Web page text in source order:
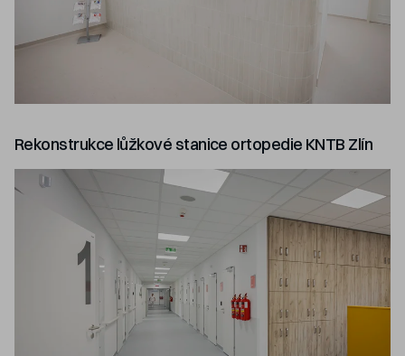
Rekonstrukce lůžkové stanice ortopedie KNTB Zlín